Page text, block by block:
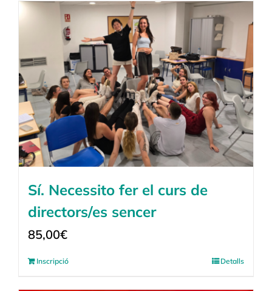
Sí. Necessito fer el curs de
directors/es sencer
85,00€
Inscripció Detalls